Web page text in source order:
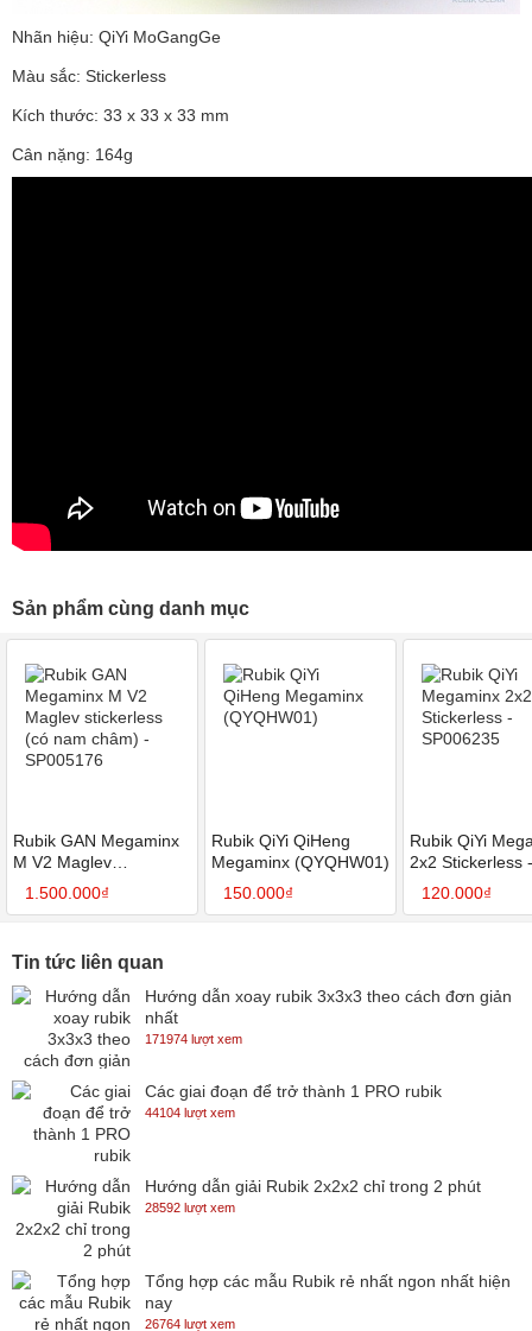
Nhãn hiệu: QiYi MoGangGe
Màu sắc: Stickerless
Kích thước: 33 x 33 x 33 mm
Cân nặng: 164g
Sản phẩm cùng danh mục
Rubik GAN Megaminx
M V2 Maglev
stickerless (có nam
châm) - SP005176
1.500.000₫
Rubik QiYi QiHeng
Megaminx (QYQHW01)
150.000₫
Rubik QiYi
2x2 Stickerless -
SP006235
120.000₫
Tin tức liên quan
Hướng dẫn xoay rubik 3x3x3 theo cách đơn giản
nhất
171974 lượt xem
Các giai đoạn để trở thành 1 PRO rubik
44104 lượt xem
Hướng dẫn giải Rubik 2x2x2 chỉ trong 2 phút
28592 lượt xem
Tổng hợp các mẫu Rubik rẻ nhất ngon nhất hiện
nay
26764 lượt xem